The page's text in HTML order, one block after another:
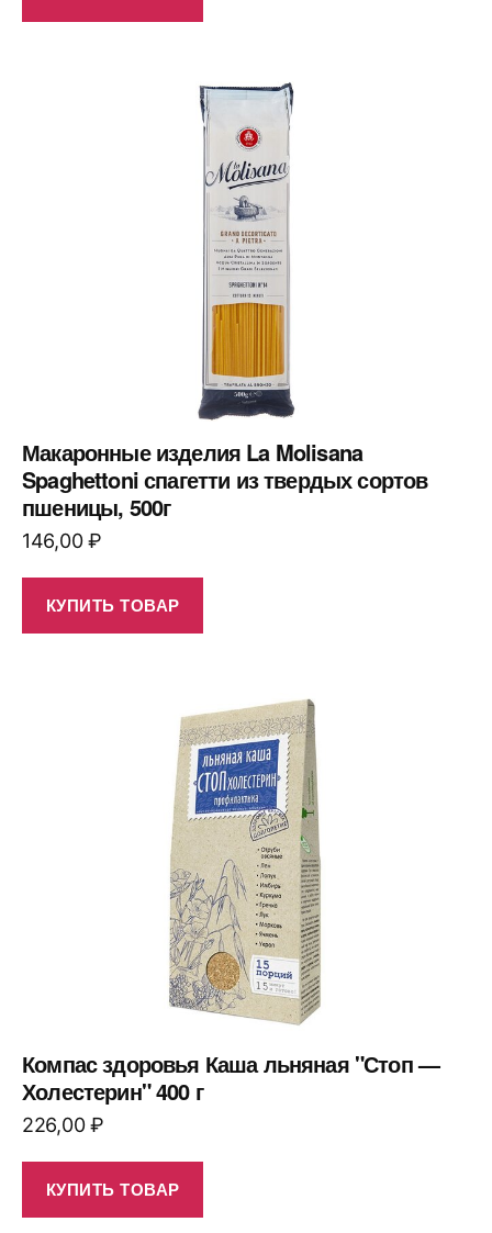
Макаронные изделия La Molisana
Spaghettoni спагетти из твердых сортов
пшеницы, 500г
146,00₽
КУПИТЬ ТОВАР
Компас здоровья Каша льняная "Стоп —
Холестерин" 400 г
226,00₽
КУПИТЬ ТОВАР